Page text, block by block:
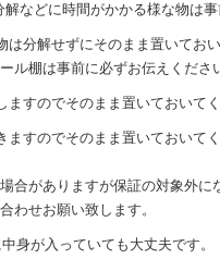
などに時間がかかる様な物は事
分解せずにそのまま置いておい
ル棚は事前に必ずお伝えくださ
すのでそのまま置いておいて
すのでそのまま置いておいて
合がありますが保証の対象外に
わせお願い致します。
身が入っていても大丈夫です。